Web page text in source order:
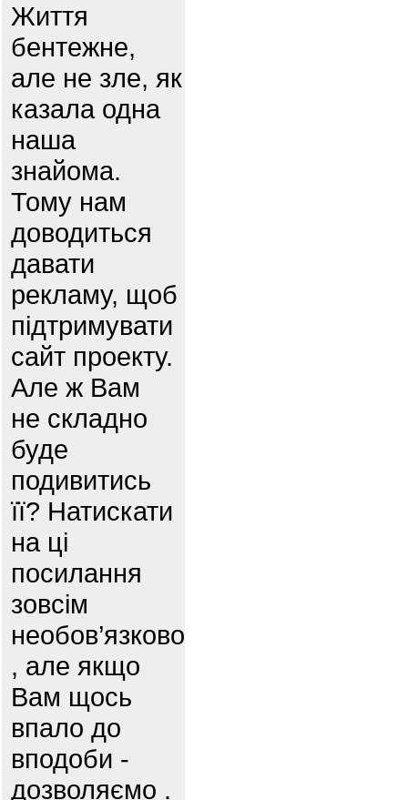
Життя
бентежне,
але не зле, як
казала одна
наша
знайома.
Тому нам
доводиться
давати
рекламу, щоб
підтримувати
сайт проекту.
Але ж Вам
не складно
буде
подивитись
її? Натискати
на ці
посилання
зовсім
необов’язково
, але якщо
Вам щось
впало до
вподоби -
дозволяємо .